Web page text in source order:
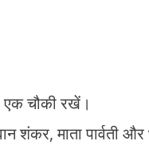
चौकी रखें।
माता पार्वती और